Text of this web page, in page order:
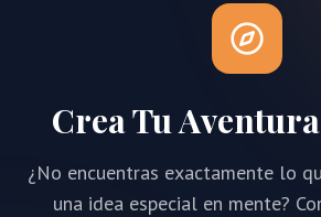
Crea Tu
¿No encuentras exactamente lo
una idea especial en mente?